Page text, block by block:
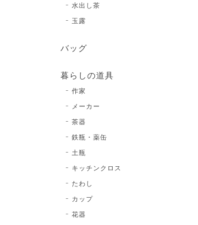
水出し茶
玉露
バッグ
暮らしの道具
作家
メーカー
茶器
鉄瓶・薬缶
土瓶
キッチンクロス
たわし
カップ
花器